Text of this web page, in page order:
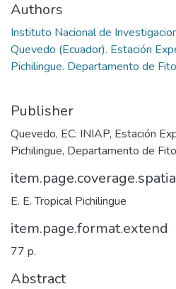
Authors
Instituto Nacional de
Quevedo (Ecuador). Estación
Pichilingue. Departamento de
Publisher
Quevedo, EC: INIAP, Estación
Pichilingue, Departamento de
E. E. Tropical Pichilingue
item.page.format.extend
77 p.
Abstract